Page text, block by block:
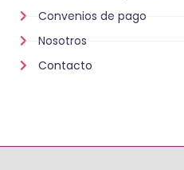
Convenios de pago
Nosotros
Contacto